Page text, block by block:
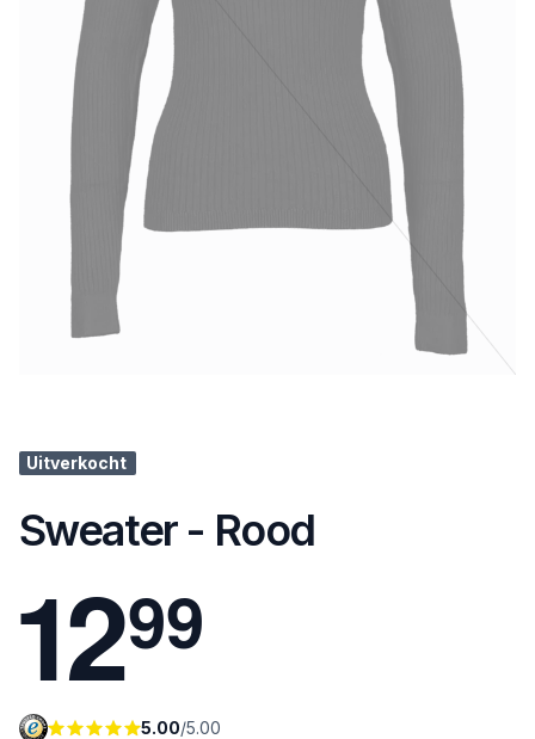
Uitverkocht
Sweater - Rood
1299
5.00/5.00